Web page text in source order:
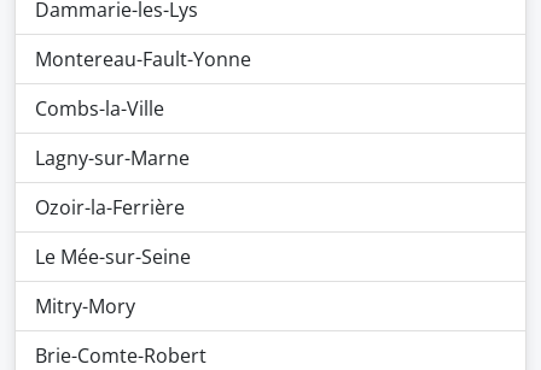
Dammarie-les-Lys
Montereau-Fault-Yonne
Combs-la-Ville
Lagny-sur-Marne
Ozoir-la-Ferrière
Le Mée-sur-Seine
Mitry-Mory
Brie-Comte-Robert